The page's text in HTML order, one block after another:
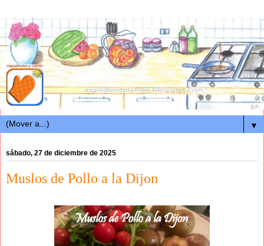
▼
sábado, 27 de diciembre de 2025
Muslos de Pollo a la Dijon